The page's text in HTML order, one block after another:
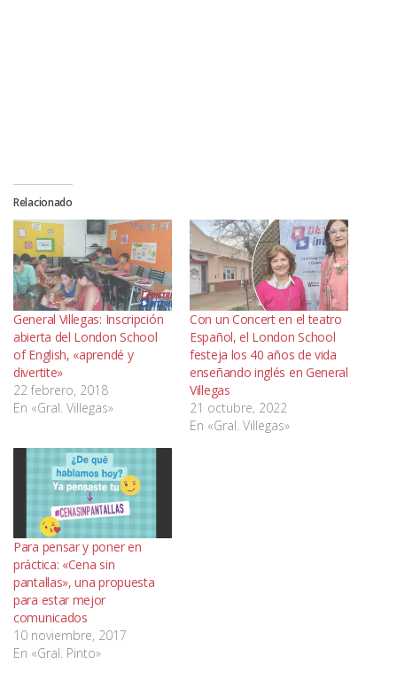
Relacionado
General Villegas: Inscripción
abierta del London School
of English, «aprendé y
divertite»
22 febrero, 2018
En «Gral. Villegas»
Con un Concert en el teatro
Español, el London School
festeja los 40 años de vida
enseñando inglés en General
Villegas
21 octubre, 2022
En «Gral. Villegas»
Para pensar y poner en
práctica: «Cena sin
pantallas», una propuesta
para estar mejor
comunicados
10 noviembre, 2017
En «Gral. Pinto»